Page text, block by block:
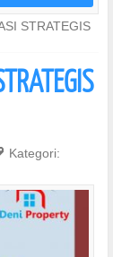
STRATEGIS
Kategori: